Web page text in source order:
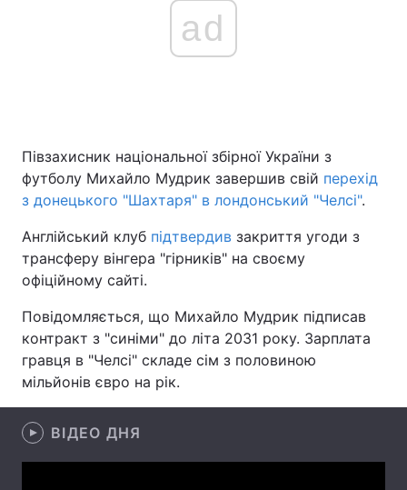
Головна Війна
Економіка Світ
Техно і зв'язок Лайт
Зброя
ad
Півзахисник національної збірної України з
футболу Михайло Мудрик завершив свій перехід
з донецького "Шахтаря" в лондонський "Челсі".
Англійський клуб підтвердив закриття угоди з
трансферу вінгера "гірників" на своєму
офіційному сайті.
Повідомляється, що Михайло Мудрик підписав
контракт з "синіми" до літа 2031 року. Зарплата
гравця в "Челсі" складе сім з половиною
мільйонів євро на рік.
ВІДЕО ДНЯ